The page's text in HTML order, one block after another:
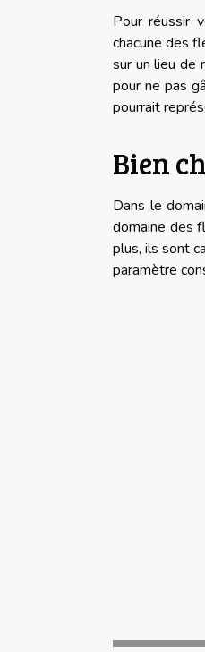
Pour réussir
chacune des
sur un lieu de
pour ne pas
pourrait
Bien
Dans le
domaine des
plus, ils sont
paramètre